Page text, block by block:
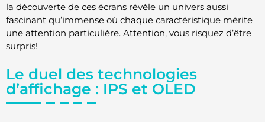
la découverte de ces écrans révèle un univers aussi
fascinant qu’immense où chaque caractéristique mérite
une attention particulière. Attention, vous risquez d’être
surpris!
Le duel des technologies
d’affichage : IPS et OLED